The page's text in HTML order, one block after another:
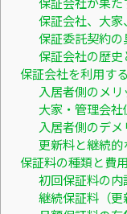
保証会社、大
保証委託契約
保証会社の歴
保証会社を利用す
入居者側のメ
大家・管理会
入居者側のデ
更新料と継続的
保証料の種類と費
初回保証料の内
継続保証料（